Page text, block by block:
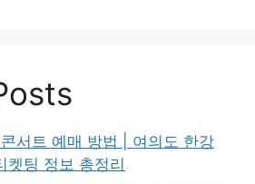
서트 예매 방법 | 여의도 한강
켓팅 정보 총정리